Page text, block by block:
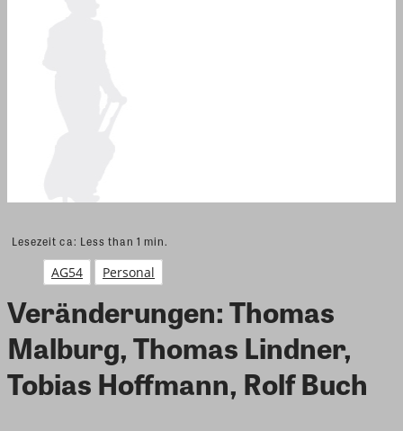
Lesezeit ca: Less than 1 min.
AG54 Personal
Veränderungen: Thomas
Malburg, Thomas Lindner,
Tobias Hoffmann, Rolf Buch